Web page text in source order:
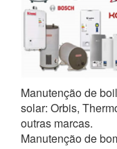
Manutenção de
solar: Orbis,
outras marcas.
Manutenção de